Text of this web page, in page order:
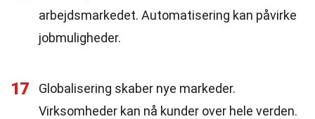
arbejdsmarkedet. Automatisering kan påvirke
jobmuligheder.
17
Globalisering skaber nye markeder.
Virksomheder kan nå kunder over hele verden.